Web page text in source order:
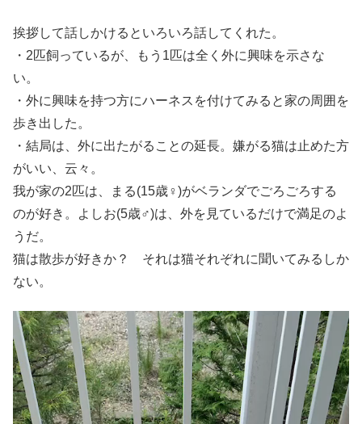
挨拶して話しかけるといろいろ話してくれた。
・2匹飼っているが、もう1匹は全く外に興味を示さな
い。
・外に興味を持つ方にハーネスを付けてみると家の周囲を
歩き出した。
・結局は、外に出たがることの延長。嫌がる猫は止めた方
がいい、云々。
我が家の2匹は、まる(15歳♀)がベランダでごろごろする
のが好き。よしお(5歳♂)は、外を見ているだけで満足のよ
うだ。
猫は散歩が好きか？ それは猫それぞれに聞いてみるしか
ない。
動
画
プ
レ
ー